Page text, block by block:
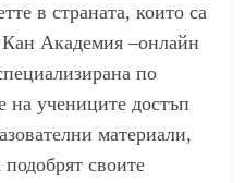
в страната, които са
Кан Академия –онлайн
по
на учениците достъп
материали,
своите